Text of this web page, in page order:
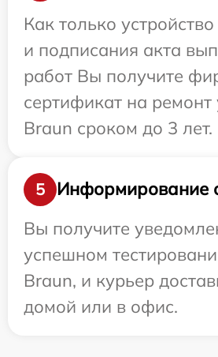
Как только
и подписания акта
работ Вы получите
сертификат на ремонт
Braun сроком до 3 лет.
5
Информирование
Вы получите
успешном
Braun, и курьер
домой или в офис.